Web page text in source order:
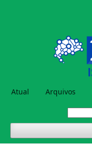
Atual Arquivos